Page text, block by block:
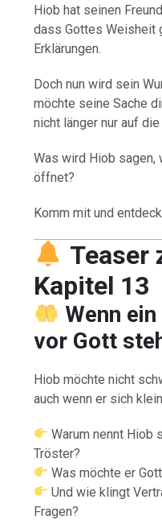
Hiob hat seinen
dass Gottes Weisheit
Erklärungen.
Doch nun wird sein
möchte seine Sache
nicht länger nur auf
Was wird Hiob sagen,
öffnet?
Komm mit und
Teaser
Kapitel 13
Wenn
vor Gott
Hiob möchte nicht
auch wenn er sich
Warum nennt Hiob
Tröster?
Was möchte er
Und wie klingt
Fragen?